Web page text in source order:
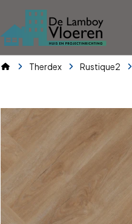
Therdex Rustique2